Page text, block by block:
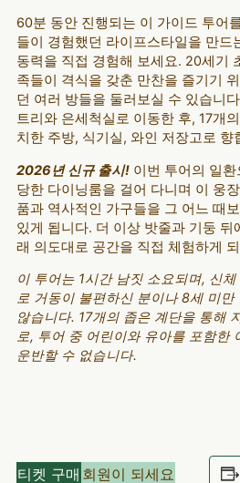
60분 동안 진행되는 이 가이드 투어
들이 경험했던 라이프스타일을 만드
동력을 직접 경험해 보세요. 20세기
족들이 격식을 갖춘 만찬을 즐기기
던 여러 방들을 둘러보실 수 있습니
트리와 은세척실로 이동한 후, 17개
치한 주방, 식기실, 와인 저장고로 향
2026년 신규 출시!이번 투어의 일환
당한 다이닝룸을 걸어 다니며 이 웅
품과 역사적인 가구들을 그 어느 때
있게 됩니다. 더 이상 밧줄과 기둥 뒤
래 의도대로 공간을 직접 체험하게
이 투어는 1시간 남짓 소요되며, 신
로 거동이 불편하신 분이나 8세 미
않습니다. 17개의 좁은 계단을 통해
로, 투어 중 어린이와 유아를 포함한
운반할 수 없습니다.
티켓 구매 회원이 되세요